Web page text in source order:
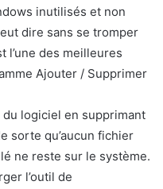
inutilisés et non
dire sans se tromper
l’une des meilleures
Ajouter / Supprimer
logiciel en supprimant
sorte qu’aucun fichier
ne reste sur le système.
l’outil de